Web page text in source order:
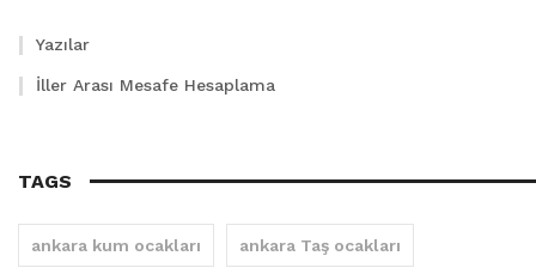
Yazılar
İller Arası Mesafe Hesaplama
TAGS
ankara kum ocakları ankara Taş ocakları